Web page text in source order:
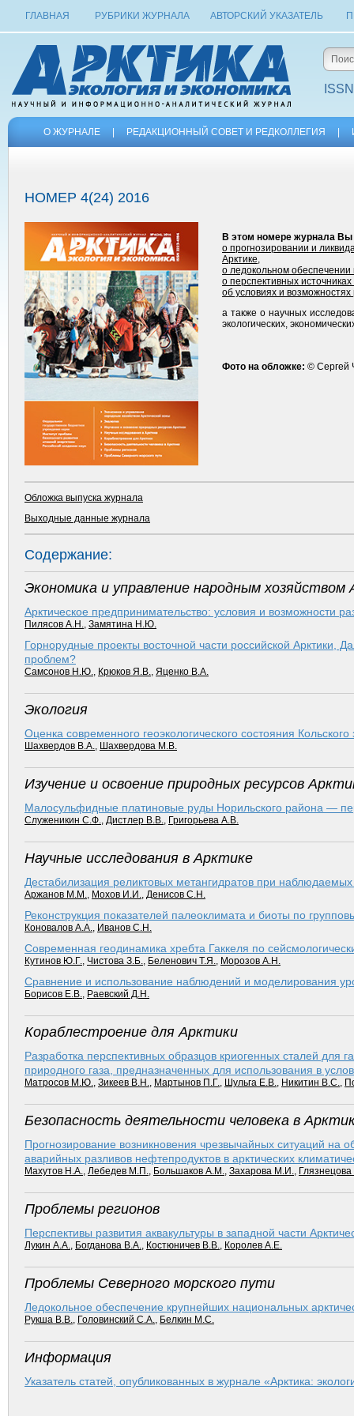
ГЛАВНАЯ РУБРИКИ ЖУРНАЛА АВТОРСКИЙ УКАЗАТЕЛЬ
О ЖУРНАЛЕ РЕДАКЦИОННЫЙ СОВЕТ И РЕДКОЛЛЕГИЯ
НОМЕР 4(24) 2016
В этом номере журнала Вы
о прогнозировании и
Арктике,
о ледокольном обеспечении
о перспективных
об условиях и
а также о научных
экологических,
Фото на обложке: © Сергей
Обложка выпуска журнала
Выходные данные журнала
Содержание:
Экономика и управление народным хозяйством
Арктическое предпринимательство: условия и возможности
Пилясов А.Н., Замятина Н.Ю.
Горнорудные проекты восточной части российской Арктики,
проблем?
Самсонов Н.Ю., Крюков Я.В., Яценко В.А.
Экология
Оценка современного геоэкологического состояния
Шахвердов В.А., Шахвердова М.В.
Изучение и освоение природных ресурсов
Малосульфидные платиновые руды Норильского района —
Служеникин С.Ф., Дистлер В.В., Григорьева А.В.
Научные исследования в Арктике
Дестабилизация реликтовых метангидратов при
Аржанов М.М., Мохов И.И., Денисов С.Н.
Реконструкция показателей палеоклимата и биоты по
Коновалов А.А., Иванов С.Н.
Современная геодинамика хребта Гаккеля по
Кутинов Ю.Г., Чистова З.Б., Беленович Т.Я., Морозов А.Н.
Сравнение и использование наблюдений и моделирования
Борисов Е.В., Раевский Д.Н.
Кораблестроение для Арктики
Разработка перспективных образцов криогенных сталей для
природного газа, предназначенных для использования в
Матросов М.Ю., Зикеев В.Н., Мартынов П.Г., Шульга Е.В., Никитин В.С.,
Безопасность деятельности человека в
Прогнозирование возникновения чрезвычайных ситуаций на
аварийных разливов нефтепродуктов в арктических
Махутов Н.А., Лебедев М.П., Большаков А.М., Захарова М.И.,
Проблемы регионов
Перспективы развития аквакультуры в западной части
Лукин А.А., Богданова В.А., Костюничев В.В., Королев А.Е.
Проблемы Северного морского пути
Ледокольное обеспечение крупнейших национальных
Рукша В.В., Головинский С.А., Белкин М.С.
Информация
Указатель статей, опубликованных в журнале «Арктика: